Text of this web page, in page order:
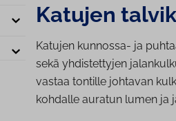
Katujen
Katujen kunnossa- ja
sekä yhdistettyjen
vastaa tontille johtavan
kohdalle auratun lumen ja